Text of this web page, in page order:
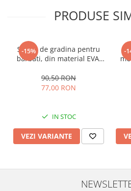
PRODUSE
-15%
Saboti de gradina pentru
barbati, din material EVA,
cu gauri pentru circulatia
aerului, foarte usori, 26
90,50 RON
77,00 RON
IN STOC
VEZI VARIANTE
-